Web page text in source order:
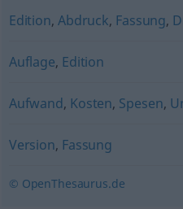
Edition,Abdruck, Fassung,
Auflage, Edition
Aufwand, Kosten, Spesen,
Version, Fassung
© OpenThesaurus.de